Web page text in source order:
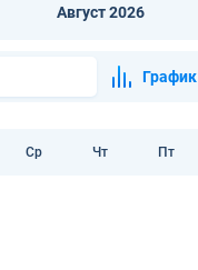
Август 2026
График
Ср Чт Пт